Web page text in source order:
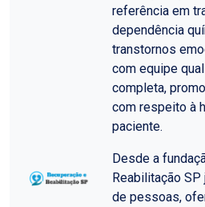
referência em
dependência
transtornos
com equipe
completa,
com respeito à
paciente.
Desde a
Reabilitação SP
de pessoas,